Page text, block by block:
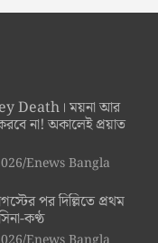
Death। ময়না আর
না! অকালেই প্রয়াত
Enews Bangla
পর দিল্লিতে প্রথম
কণ্ঠ